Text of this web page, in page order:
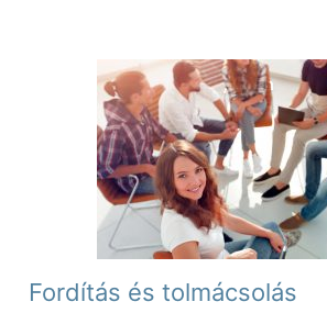
Fordítás és tolmácsolás